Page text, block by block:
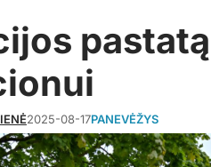
2025-08-17PANEVĖŽYS